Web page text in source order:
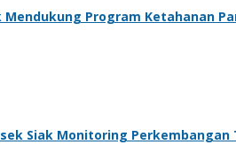
Program Ketahanan
Siak Monitoring Perkembangan